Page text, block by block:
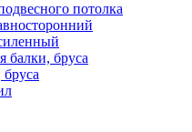
потолка
балки, бруса